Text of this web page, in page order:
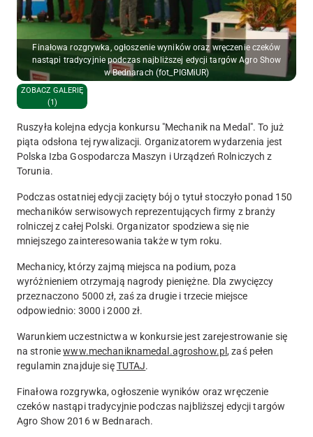
Finałowa rozgrywka, ogłoszenie wyników oraz wręczenie czeków
nastąpi tradycyjnie podczas najbliższej edycji targów Agro Show
w Bednarach (fot_PIGMiUR)
ZOBACZ GALERIĘ
(1)
Ruszyła kolejna edycja konkursu "Mechanik na Medal". To już
piąta odsłona tej rywalizacji. Organizatorem wydarzenia jest
Polska Izba Gospodarcza Maszyn i Urządzeń Rolniczych z
Torunia.
Podczas ostatniej edycji zacięty bój o tytuł stoczyło ponad 150
mechaników serwisowych reprezentujących firmy z branży
rolniczej z całej Polski. Organizator spodziewa się nie
mniejszego zainteresowania także w tym roku.
Mechanicy, którzy zajmą miejsca na podium, poza
wyróżnieniem otrzymają nagrody pieniężne. Dla zwycięzcy
przeznaczono 5000 zł, zaś za drugie i trzecie miejsce
odpowiednio: 3000 i 2000 zł.
Warunkiem uczestnictwa w konkursie jest zarejestrowanie się
na stroniewww.mechaniknamedal.agroshow.pl, zaś pełen
regulamin znajduje sięTUTAJ.
Finałowa rozgrywka, ogłoszenie wyników oraz wręczenie
czeków nastąpi tradycyjnie podczas najbliższej edycji targów
Agro Show 2016 w Bednarach.